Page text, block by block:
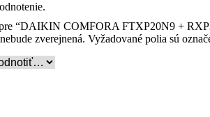
“DAIKIN COMFORA FTXP20N9 +
zverejnená. Vyžadované polia sú